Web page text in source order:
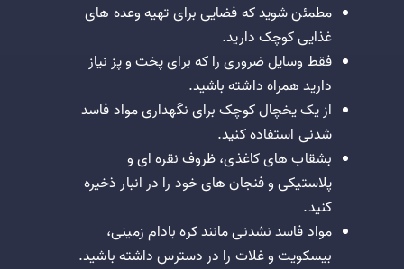
مطمئن شوید که فضایی برای تهیه وعده های
غذایی کوچک دارید.
فقط وسایل ضروری را که برای پخت و پز نیاز
دارید همراه داشته باشید.
از یک یخچال کوچک برای نگهداری مواد فاسد
شدنی استفاده کنید.
بشقاب های کاغذی، ظروف نقره ای و
پلاستیکی و فنجان های خود را در انبار ذخیره
کنید.
مواد فاسد نشدنی مانند کره بادام زمینی،
بیسکویت و غلات را در دسترس داشته باشید.